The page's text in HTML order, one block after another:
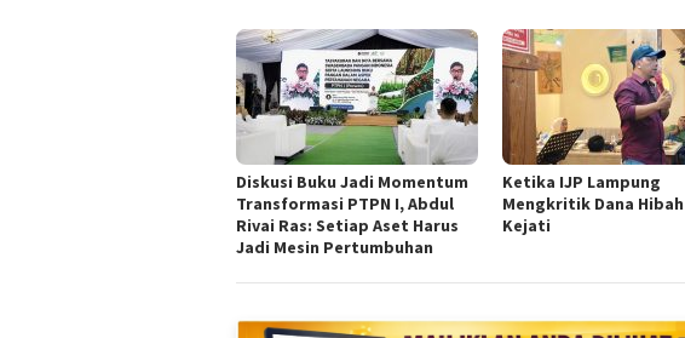
Diskusi Buku Jadi Momentum
Transformasi PTPN I, Abdul
Rivai Ras: Setiap Aset Harus
Jadi Mesin Pertumbuhan
Ketika IJP Lampung
Mengkritik Dana
Kejati